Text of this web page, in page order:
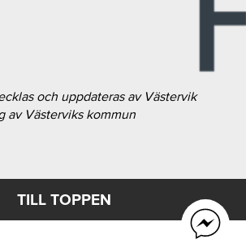
och uppdateras av Västervik
av Västerviks kommun
TILL TOPPEN